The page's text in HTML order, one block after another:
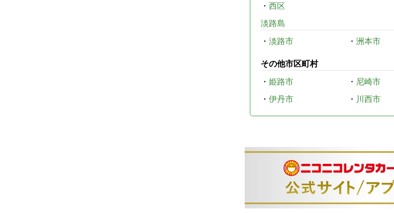
・ 西区
淡路島
・ 淡路市 ・ 洲本市
その他市区町村
・ 姫路市 ・ 尼崎市
・ 伊丹市 ・ 川西市